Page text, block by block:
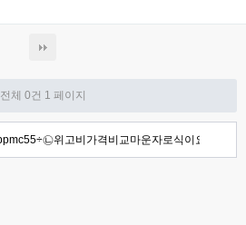
전체 0건 1 페이지